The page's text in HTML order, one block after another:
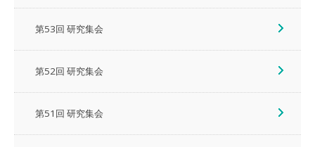
第53回 研究集会
第52回 研究集会
第51回 研究集会